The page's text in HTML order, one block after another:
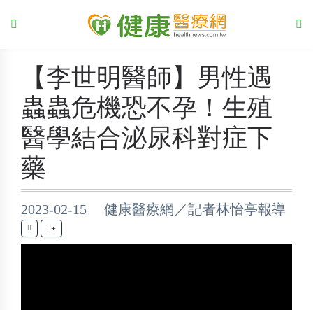
【李世明醫師】男性遇
蟲蟲危機恐不孕！生殖
醫學結合泌尿科對症下
藥
2023-02-15 健康醫療網／記者林怡亭報導
+